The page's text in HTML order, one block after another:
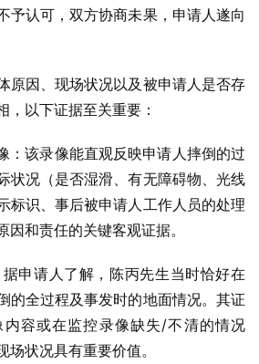
予认可，双方协商未果，申请人遂向
原因、现场状况以及被申请人是否存
，以下证据至关重要：
：该录像能直观反映申请人摔倒的过
状况（是否湿滑、有无障碍物、光线
标识、事后被申请人工作人员的处理
和责任的关键客观证据。
申请人了解，陈丙先生当时恰好在
的全过程及事发时的地面情况。其证
容或在监控录像缺失/不清的情况
状况具有重要价值。